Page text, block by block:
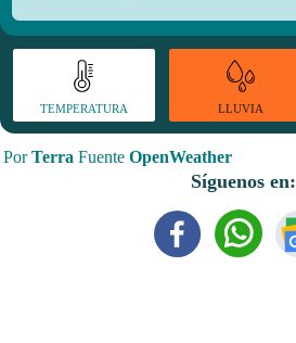
TEMPERATURA LLUVIA
PorTerra Fuente OpenWeather
Síguenos en: